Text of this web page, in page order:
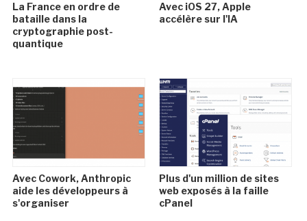
La France en ordre de
bataille dans la
cryptographie post-
quantique
Avec iOS 27, Apple
accélère sur l'IA
Avec Cowork, Anthropic
aide les développeurs à
s'organiser
Plus d'un million de sites
web exposés à la faille
cPanel